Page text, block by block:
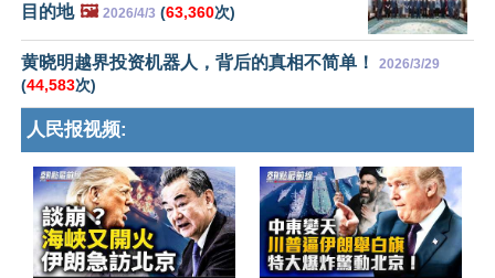
目的地 🖼️ 2026/4/3 (63,360次)
黄晓明越界投资机器人，背后的真相不简单！ 2026/3/29
(44,583次)
人民报视频: